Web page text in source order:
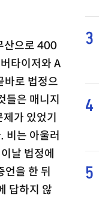
산으로 400
타이저와 A
바로 법정으
들은 매니지
가 있었기
비는 아울러
날 법정에
을 한 뒤
답하지 않
3
4
5